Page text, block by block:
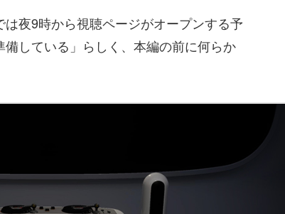
夜9時から視聴ページがオープンする予
している」らしく、本編の前に何らか